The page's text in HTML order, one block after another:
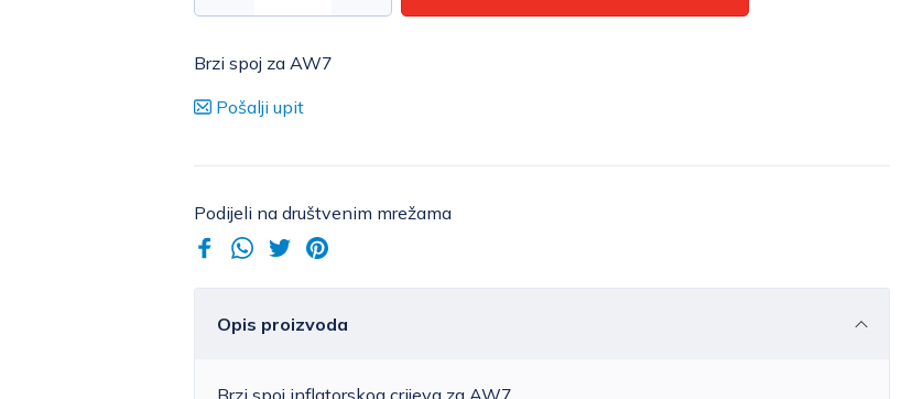
Brzi spoj za AW7
Pošalji upit
Podijeli na društvenim mrežama
Opis proizvoda
Brzi spoj inflatorskog crijeva za AW7